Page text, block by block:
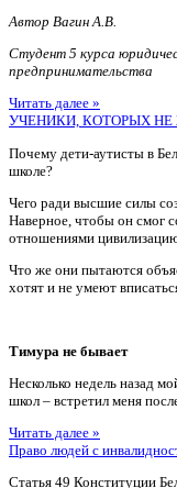
Автор Вагин А.В.
Студент 5 курса
предпринимательства
Читать далее »
УЧЕНИКИ, КОТОРЫХ
Почему дети-аутисты в
школе?
Чего ради высшие силы
Наверное, чтобы он смог
отношениями
Что же они пытаются
хотят и не умеют
Тимура не бывает
Несколько недель назад
школ – встретил меня
Читать далее »
Право людей с
Статья 49 Конституции